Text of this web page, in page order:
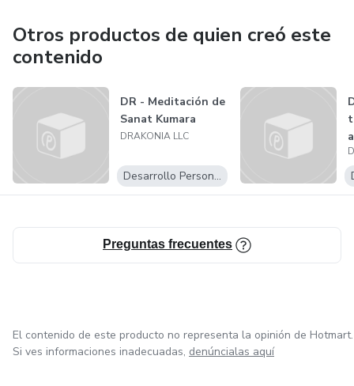
Otros productos de quien creó este
contenido
DR - Meditación de
Sanat Kumara
DRAKONIA LLC
Desarrollo Personal
Preguntas frecuentes
El contenido de este producto no representa la opinión de Hotmart.
Si ves informaciones inadecuadas, denúncialas aquí